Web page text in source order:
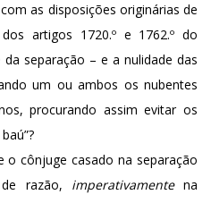
as disposições originárias de
artigos 1720.º e 1762.º do
separação – e a nulidade das
um ou ambos os nubentes
procurando assim evitar os
o cônjuge casado na separação
razão, imperativamentena